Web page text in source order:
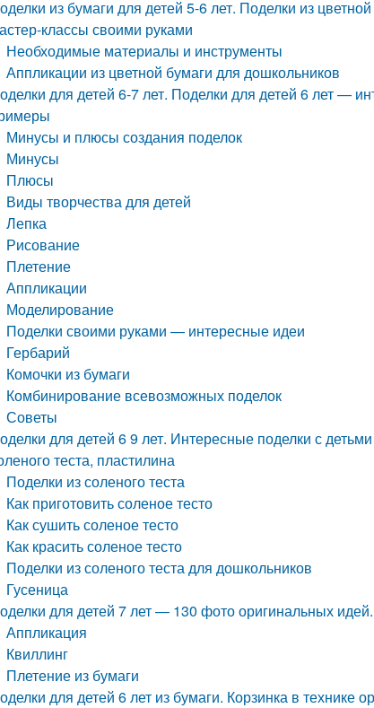
из бумаги для детей 5-6 лет. Поделки из
классы своими руками
Необходимые материалы и инструменты
Аппликации из цветной бумаги для дошкольников
для детей 6-7 лет. Поделки для детей 6 лет —
Минусы и плюсы создания поделок
Минусы
Плюсы
Виды творчества для детей
Лепка
Рисование
Плетение
Аппликации
Моделирование
Поделки своими руками — интересные идеи
Гербарий
Комочки из бумаги
Комбинирование всевозможных поделок
Советы
для детей 6 9 лет. Интересные поделки с
теста, пластилина
Поделки из соленого теста
Как приготовить соленое тесто
Как сушить соленое тесто
Как красить соленое тесто
Поделки из соленого теста для дошкольников
Гусеница
для детей 7 лет — 130 фото оригинальных
Аппликация
Квиллинг
Плетение из бумаги
для детей 6 лет из бумаги. Корзинка в технике